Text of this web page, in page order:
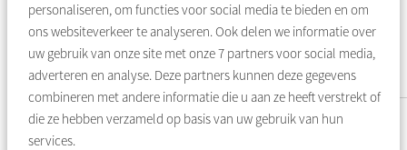
personaliseren, om functies voor social media te bieden en om
ons websiteverkeer te analyseren. Ook delen we informatie over
uw gebruik van onze site met onze7 partners voor social media,
adverteren en analyse. Deze partners kunnen deze gegevens
combineren met andere informatie die u aan ze heeft verstrekt of
die ze hebben verzameld op basis van uw gebruik van hun
services.
Rochdale komt de
woning met u en
uw ruilpartner
opnemen
Ja Nee
Zelf aangebrachte
voorzieningen
Ja